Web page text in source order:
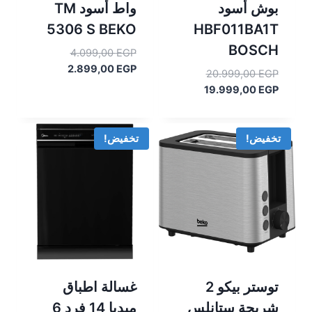
بوش أسود
HBF011BA1T
BOSCH
20.999,00EGP
السعر
الأصلي19.999,00 EGP
السعر
19.999,00 EGP.
واط أسود TM
5306 S BEKO
4.099,00EGP
السعر
الأصلي2.899,00 EGP
السعر
تخفيض!
توستر بيكو 2
شريحة ستانلس
تخفيض!
غسالة اطباق
ميديا 14 فرد 6